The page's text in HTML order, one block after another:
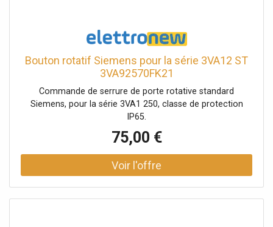
Bouton rotatif Siemens pour la série 3VA12 ST
3VA92570FK21
Commande de serrure de porte rotative standard
Siemens, pour la série 3VA1 250, classe de protection
IP65.
75,00 €